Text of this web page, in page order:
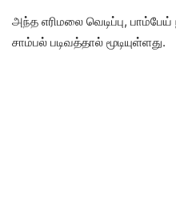
அந்த எரிமலை வெடிப்பு,
சாம்பல் படிவத்தால் மூடியுள்ளது.